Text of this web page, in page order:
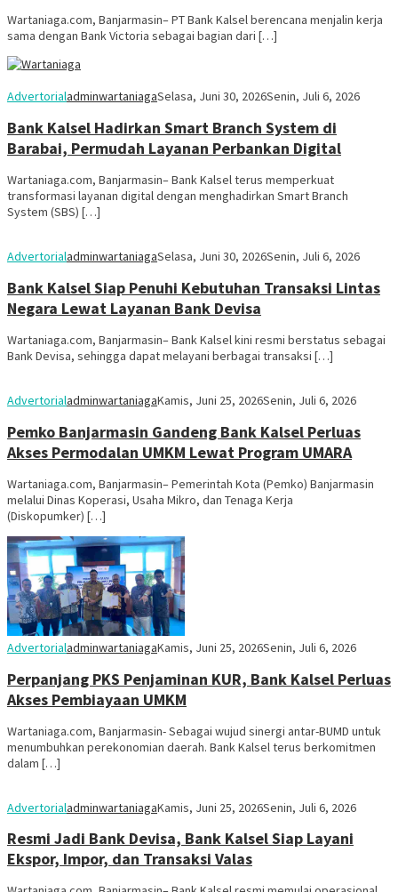
Wartaniaga.com, Banjarmasin– PT Bank Kalsel berencana menjalin kerja
sama dengan Bank Victoria sebagai bagian dari […]
AdvertorialadminwartaniagaSelasa, Juni 30, 2026Senin, Juli 6, 2026
Bank Kalsel Hadirkan Smart Branch System di
Barabai, Permudah Layanan Perbankan Digital
Wartaniaga.com, Banjarmasin– Bank Kalsel terus memperkuat
transformasi layanan digital dengan menghadirkan Smart Branch
System (SBS) […]
AdvertorialadminwartaniagaSelasa, Juni 30, 2026Senin, Juli 6, 2026
Bank Kalsel Siap Penuhi Kebutuhan Transaksi Lintas
Negara Lewat Layanan Bank Devisa
Wartaniaga.com, Banjarmasin– Bank Kalsel kini resmi berstatus sebagai
Bank Devisa, sehingga dapat melayani berbagai transaksi […]
AdvertorialadminwartaniagaKamis, Juni 25, 2026Senin, Juli 6, 2026
Pemko Banjarmasin Gandeng Bank Kalsel Perluas
Akses Permodalan UMKM Lewat Program UMARA
Wartaniaga.com, Banjarmasin– Pemerintah Kota (Pemko) Banjarmasin
melalui Dinas Koperasi, Usaha Mikro, dan Tenaga Kerja
(Diskopumker) […]
AdvertorialadminwartaniagaKamis, Juni 25, 2026Senin, Juli 6, 2026
Perpanjang PKS Penjaminan KUR, Bank Kalsel Perluas
Akses Pembiayaan UMKM
Wartaniaga.com, Banjarmasin- Sebagai wujud sinergi antar-BUMD untuk
menumbuhkan perekonomian daerah. Bank Kalsel terus berkomitmen
dalam […]
AdvertorialadminwartaniagaKamis, Juni 25, 2026Senin, Juli 6, 2026
Resmi Jadi Bank Devisa, Bank Kalsel Siap Layani
Ekspor, Impor, dan Transaksi Valas